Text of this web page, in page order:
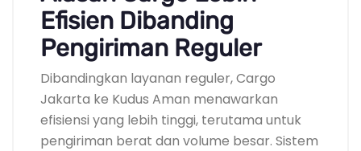
Efisien Dibanding
Pengiriman Reguler
Dibandingkan layanan reguler, Cargo
Jakarta ke Kudus Aman menawarkan
efisiensi yang lebih tinggi, terutama untuk
pengiriman berat dan volume besar. Sistem